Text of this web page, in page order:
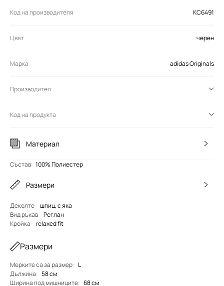
Код на производителя KC6491
Цвят черен
Марка adidas Originals
Производител
Код на продукта
Материал
Състав: 100% Полиестер
Размери
Деколте: шпиц, с яка
Вид ръкав: Реглан
Кройка: relaxed fit
Размери
Мерките са за размер: L
Дължина: 58 см
Ширина под мишниците: 68 см